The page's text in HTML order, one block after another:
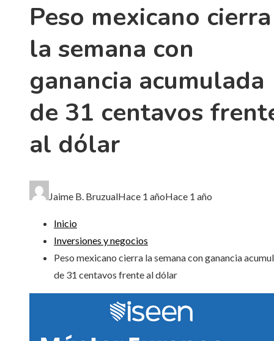
Peso mexicano cierra
la semana con
ganancia acumulada
de 31 centavos
al dólar
Jaime B. BruzualHace 1 añoHace 1 año
Inicio
Inversiones y negocios
Peso mexicano cierra la semana con ganancia
de 31 centavos frente al dólar